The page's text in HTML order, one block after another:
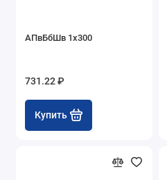
АПвБбШв 1х300
731.22 ₽
Купить